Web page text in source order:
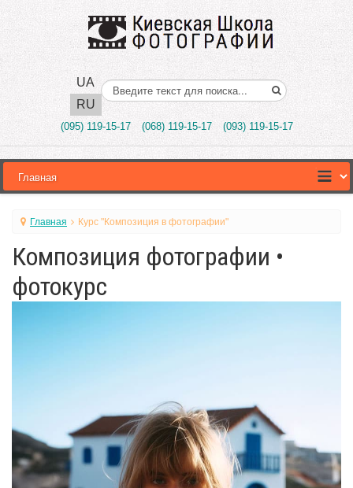
UA
RU
Поиск..
(095) 119-15-17 (068) 119-15-17 (093) 119-15-17
Главная Курс "Композиция в фотографии"
Композиция фотографии •
фотокурс